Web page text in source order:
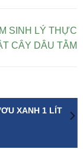
SINH LÝ THỰC
CÂY DÂU TẰM
XANH 1 LÍT